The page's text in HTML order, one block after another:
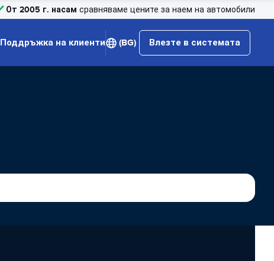
От 2005 г. насам сравняваме цените за наем на автомобили
Поддръжка на клиенти (BG) Влезте в системата